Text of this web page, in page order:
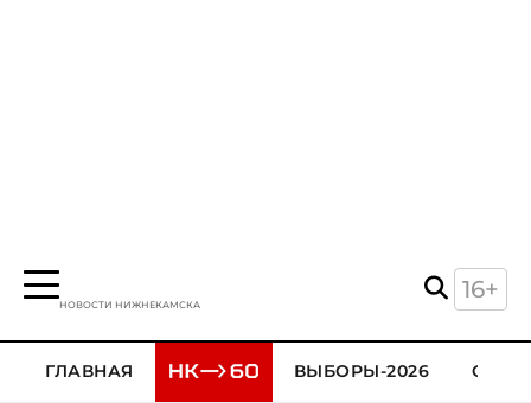
НОВОСТИ НИЖНЕКАМСКА
16+
ГЛАВНАЯ ВЫБОРЫ-2026